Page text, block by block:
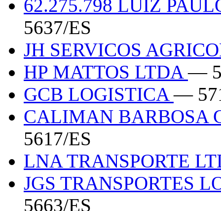
62.275.798 LUIZ
5637/ES
JH SERVICOS
HP MATTOS LTDA—
GCB LOGISTICA—
CALIMAN BARBOSA
5617/ES
LNA TRANSPORTE
JGS TRANSPORTES
5663/ES